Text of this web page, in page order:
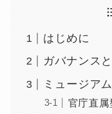
はじめに
ガバナンス
ミュージア
官庁直属